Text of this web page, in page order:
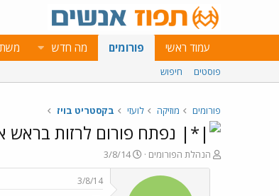
עמוד ראשי פורומים מה חדש
פוסטים חיפוש
פורומים מוזיקה לועזי בקסטריט בויז
נפתח פורום לרזות בראש
פ
ו
הנהלת הפורומים
פ
ו
ס
3/8/14
3/8/14